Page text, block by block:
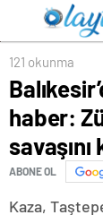
savaşını
121 okunma
haber:
ABONE OL
Kaza,